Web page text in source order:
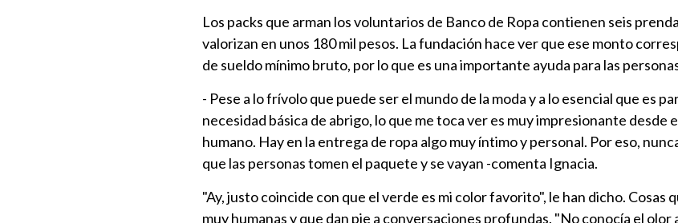
Los packs que arman los voluntarios de Banco de Ropa contienen seis
valorizan en unos 180 mil pesos. La fundación hace ver que ese monto
de sueldo mínimo bruto, por lo que es una importante ayuda para las
- Pese a lo frívolo que puede ser el mundo de la moda y a lo esencial que es
necesidad básica de abrigo, lo que me toca ver es muy impresionante desde
humano. Hay en la entrega de ropa algo muy íntimo y personal. Por eso,
que las personas tomen el paquete y se vayan -comenta Ignacia.
"Ay, justo coincide con que el verde es mi color favorito", le han dicho. Cosas
muy humanas y que dan pie a conversaciones profundas. "No conocía el olor